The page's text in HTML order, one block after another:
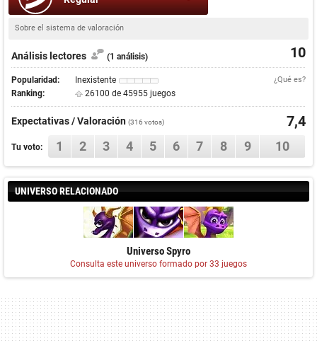
Sobre el sistema de valoración
10
Análisis lectores (1 análisis)
Popularidad: Inexistente ¿Qué es?
Ranking: 26100 de 45955 juegos
Expectativas / Valoración (316 votos) 7,4
Tu voto: 1 2 3 4 5 6 7 8 9 10
UNIVERSO RELACIONADO
Universo Spyro
Consulta este universo formado por 33 juegos